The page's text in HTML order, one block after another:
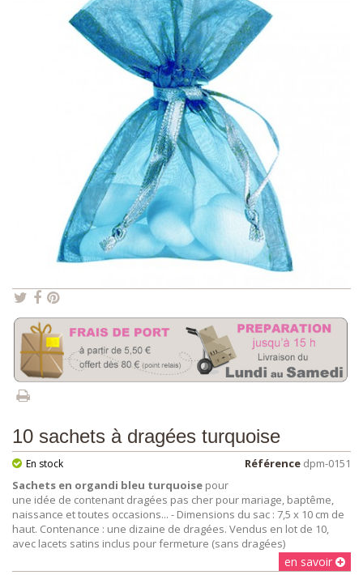
10 sachets à dragées turquoise
Référence dpm-0151
En stock
Sachets en organdi bleu turquoise pour
une idée de contenant dragées pas cher pour mariage, baptême,
naissance et toutes occasions... - Dimensions du sac : 7,5 x 10 cm de
haut. Contenance : une dizaine de dragées. Vendus en lot de 10,
avec lacets satins inclus pour fermeture (sans dragées)
en savoir